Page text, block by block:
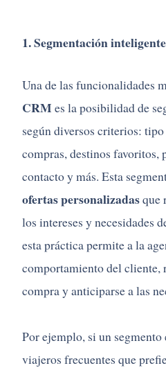
1. Segmentación
Una de las funcionalidades
CRM es la posibilidad de
según diversos criterios:
compras, destinos favoritos,
contacto y más. Esta
ofertas personalizadasque
los intereses y necesidades
esta práctica permite a la
comportamiento del cliente,
compra y anticiparse a las
Por ejemplo, si un segmento
viajeros frecuentes que